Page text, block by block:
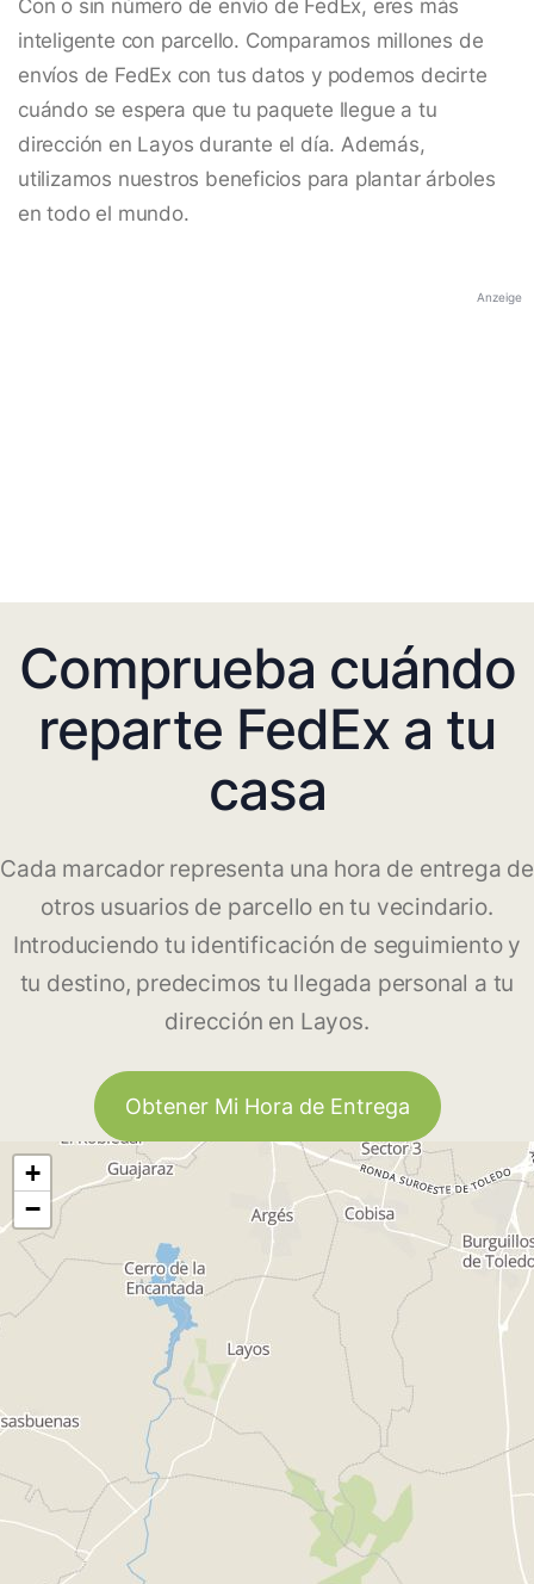
Con o sin número de envío de FedEx, eres más
inteligente con parcello. Comparamos millones de
envíos de FedEx con tus datos y podemos decirte
cuándo se espera que tu paquete llegue a tu
dirección en Layos durante el día. Además,
utilizamos nuestros beneficios para plantar árboles
en todo el mundo.
Anzeige
Comprueba cuándo
reparte FedEx a tu
casa
Cada marcador representa una hora de entrega de
otros usuarios de parcello en tu vecindario.
Introduciendo tu identificación de seguimiento y
tu destino, predecimos tu llegada personal a tu
dirección en Layos.
Obtener Mi Hora de Entrega
+
−